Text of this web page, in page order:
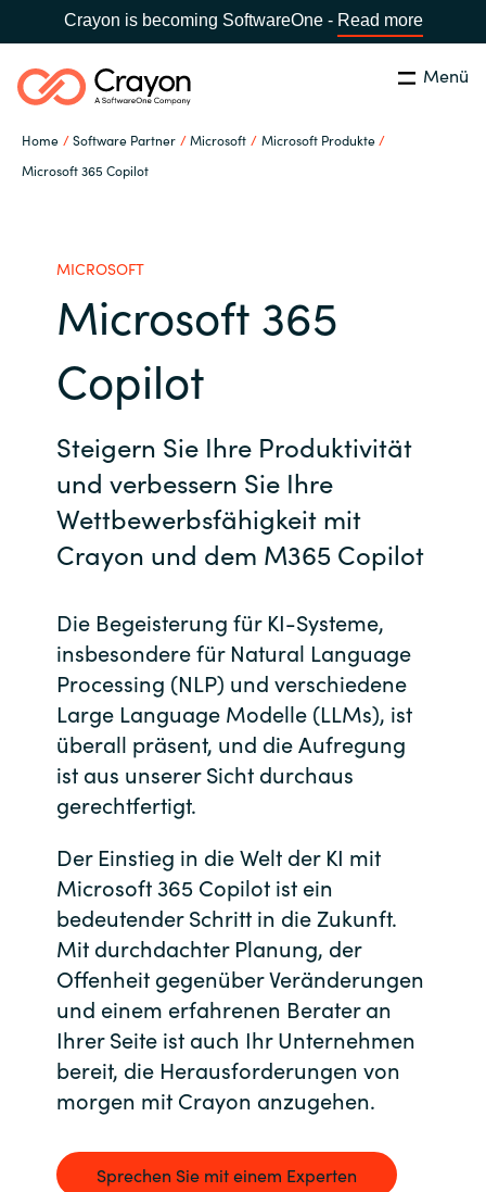
Crayon is becoming SoftwareOne - Read more
Menü
Home Software Partner Microsoft
Microsoft Produkte
Microsoft 365 Copilot
Global site
Austria
Bulgaria
Czechia
Denmark
Estonia
Finland
Germany
Hungary
Iceland
India
Indonesia
Kuwait
Suchen Schließen
Unsere Expertise
Ressourcen
IT Campus - Customer Trainings
Über uns
Kontakt
Karriere
Channel Partner
MICROSOFT
Microsoft 365
Copilot
Steigern Sie Ihre Produktivität
und verbessern Sie Ihre
Wettbewerbsfähigkeit mit
Crayon und dem M365 Copilot
Die Begeisterung für KI-Systeme,
insbesondere für Natural Language
Processing (NLP) und verschiedene
Large Language Modelle (LLMs), ist
überall präsent, und die Aufregung
ist aus unserer Sicht durchaus
gerechtfertigt.
Der Einstieg in die Welt der KI mit
Microsoft 365 Copilot ist ein
bedeutender Schritt in die Zukunft.
Mit durchdachter Planung, der
Offenheit gegenüber Veränderungen
und einem erfahrenen Berater an
Ihrer Seite ist auch Ihr Unternehmen
bereit, die Herausforderungen von
morgen mit Crayon anzugehen.
Sprechen Sie mit einem Experten